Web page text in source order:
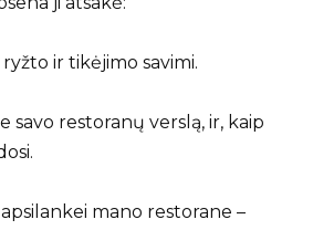
ir tikėjimo savimi.
savo restoranų verslą, ir, kaip
mano restorane –